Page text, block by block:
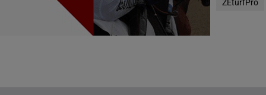
KONINKRIJK
ZEturfPro